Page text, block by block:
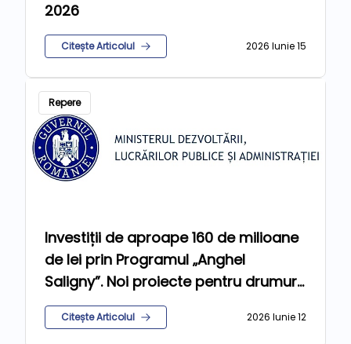
2026
Citește Articolul 2026 Iunie 15
Repere
Investiții de aproape 160 de milioane
de lei prin Programul „Anghel
Saligny”. Noi proiecte pentru drumuri,
apă, canalizare și gaze
Citește Articolul 2026 Iunie 12